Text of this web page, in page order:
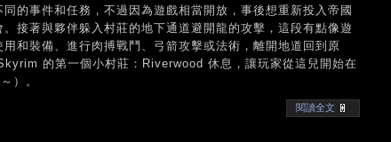
的事件和任務，不過因為遊戲相當開放，事後想重新投入帝國
接著與夥伴躲入村莊的地下通道避開龍的攻擊，這段有點像遊
和裝備、進行肉搏戰鬥、弓箭攻擊或法術，離開地道回到原
的第一個小村莊：Riverwood 休息，讓玩家從這兒開始在
）。
閱讀全文